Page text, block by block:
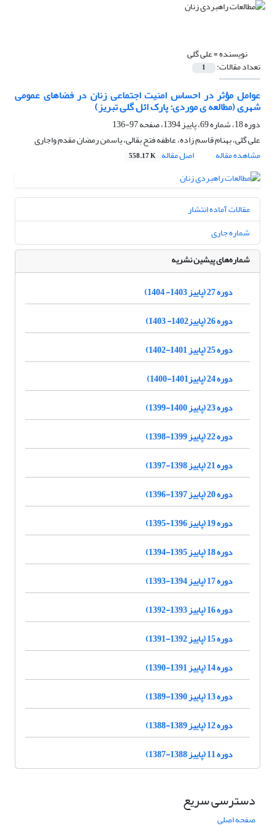
نویسنده =علی گلی
تعداد مقالات: 1
عوامل مؤثر در احساس امنیت اجتماعی زنان در فضاهای عمومی
شهری (مطالعه ی موردی: پارک ائل گلی تبریز)
دوره 18، شماره 69، پاییز 1394، صفحه
97-136
علی گلی، بهنام قاسم زاده، عاطفه فتح بقالی، یاسمن رمضان مقدم واجاری
مشاهده مقاله
اصل مقاله 558.17 K
مقالات آماده انتشار
شماره جاری
شماره‌های پیشین نشریه
دوره 27 (پاییز 1403- 1404)
دوره 26 (پاییز1402- 1403)
دوره 25 (پاییز 1401-1402)
دوره 24 (پاییز1401-1400)
دوره 23 (پاییز 1400-1399)
دوره 22 (پاییز 1399-1398)
دوره 21 (پاییز 1398-1397)
دوره 20 (پاییز 1397-1396)
دوره 19 (پاییز 1396-1395)
دوره 18 (پاییز 1395-1394)
دوره 17 (پاییز 1394-1393)
دوره 16 (پاییز 1393-1392)
دوره 15 (پاییز 1392-1391)
دوره 14 (پاییز 1391-1390)
دوره 13 (پاییز 1390-1389)
دوره 12 (پاییز 1389-1388)
دوره 11 (پاییز 1388-1387)
دسترسی سریع
صفحه اصلی